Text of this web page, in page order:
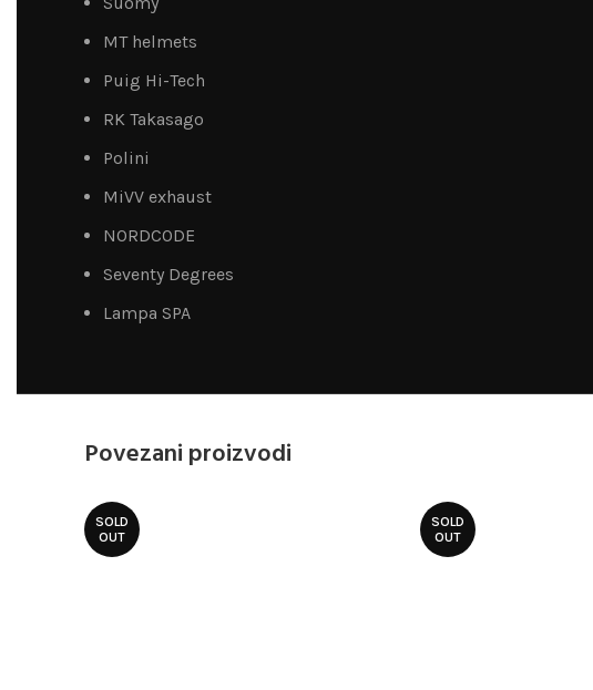
MT helmets
Puig Hi-Tech
RK Takasago
Polini
MiVV exhaust
NORDCODE
Seventy Degrees
Lampa SPA
Povezani proizvodi
SOLD
OUT
SOLD
OUT